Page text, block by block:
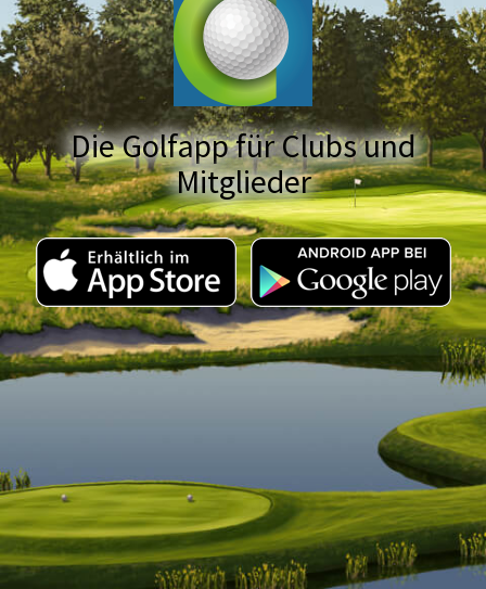
Die Golfapp für Clubs und
Mitglieder